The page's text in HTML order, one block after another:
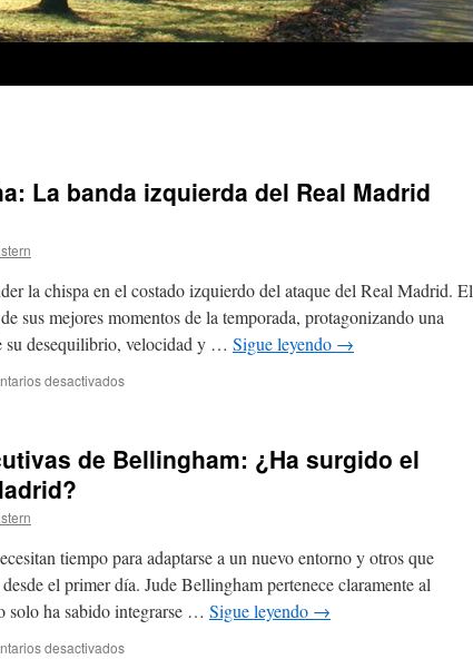
La banda izquierda del Real Madrid
la chispa en el costado izquierdo del ataque del Real Madrid. El
sus mejores momentos de la temporada, protagonizando una
su desequilibrio, velocidad y … Sigue leyendo →
desactivadosen
racha:
Real
Madrid
a
de Bellingham: ¿Ha surgido el
tiempo para adaptarse a un nuevo entorno y otros que
el primer día. Jude Bellingham pertenece claramente al
solo ha sabido integrarse … Sigue leyendo →
desactivadosen